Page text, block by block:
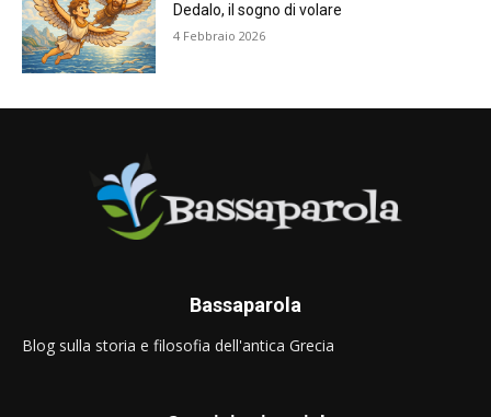
Dedalo, il sogno di volare
4 Febbraio 2026
Bassaparola
Blog sulla storia e filosofia dell'antica Grecia